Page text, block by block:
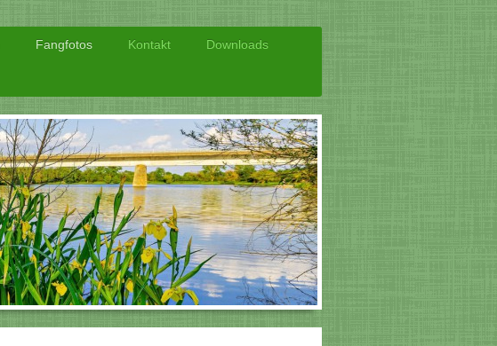
Fangfotos Kontakt Downloads